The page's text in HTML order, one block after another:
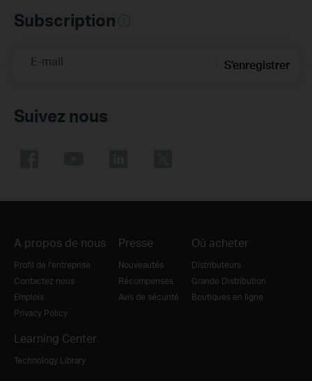
Subscription
E-mail S'enregistrer
Suivez nous
A propos de nous
Profil de l'entreprise
Contactez nous
Emplois
Privacy Policy
Presse
Nouveautés
Récompenses
Avis de sécurité
Où acheter
Distributeurs
Grande Distribution
Boutiques en ligne
Learning Center
Technology Library